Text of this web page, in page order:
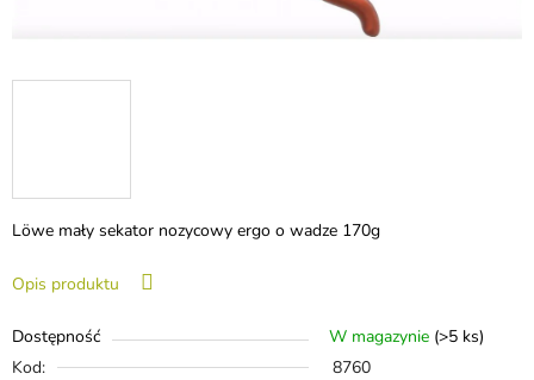
Löwe mały sekator nozycowy ergo o wadze 170g
Opis produktu
Dostępność W magazynie (>5 ks)
Kod:
8760